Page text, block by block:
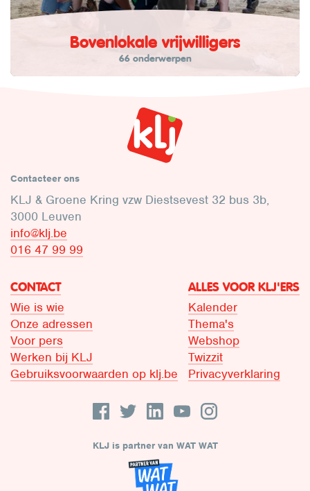
Bovenlokale vrijwilligers
66 onderwerpen
Contacteer ons
KLJ & Groene Kring vzw Diestsevest 32 bus 3b,
3000 Leuven
info@klj.be​
016 47 99 99
CONTACT
Wie is wie
Onze adressen
Voor pers
Werken bij KLJ
Gebruiksvoorwaarden op klj.be
ALLES VOOR KLJ'ERS
Kalender
Thema's
Webshop
Twizzit
Privacyverklaring
KLJ is partner van WAT WAT